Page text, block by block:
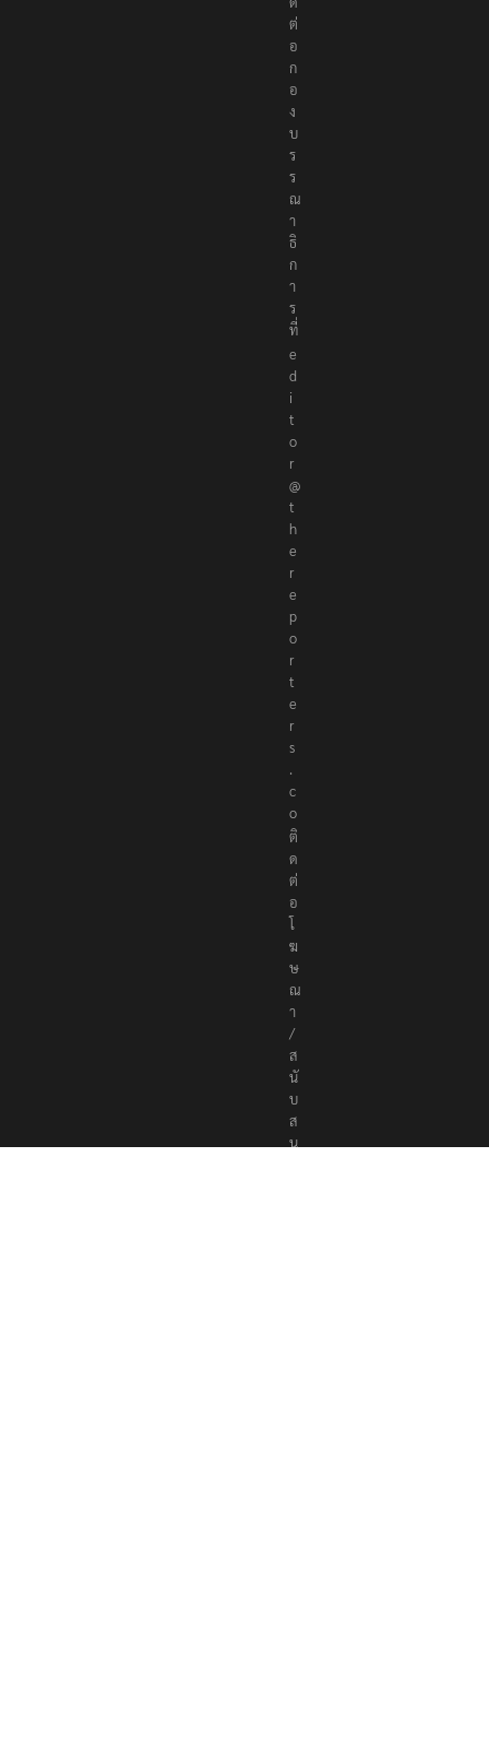
ต่
อ
ก
อ
ง
บ
ร
ร
ณ
า
ธิ
ก
า
ร
ที่
e
d
i
t
o
r
@
t
h
e
r
e
p
o
r
t
e
r
s
.
c
o
ติ
ด
ต่
อ
โ
ฆ
ษ
ณ
า
/
ส
นั
บ
ส
นุ